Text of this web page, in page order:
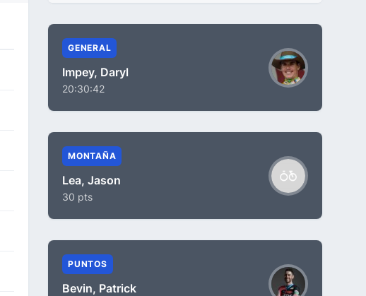
GENERAL
Impey, Daryl
20:30:42
MONTAÑA
Lea, Jason
30 pts
PUNTOS
Bevin, Patrick